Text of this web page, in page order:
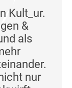
Kult_ur.
&
als
nur